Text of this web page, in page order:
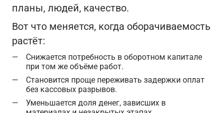
планы, людей, качество.
Вот что меняется, когда оборачиваемость
растёт:
Снижается потребность в оборотном капитале
при том же объёме работ.
Становится проще переживать задержки оплат
без кассовых разрывов.
Уменьшается доля денег, зависших в